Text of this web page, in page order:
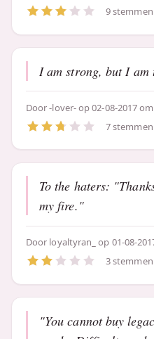
9 stemmen
I am strong, but I am
Door-lover-op 02-08-2017
7 stemmen
To the haters:
my fire."
Door loyaltyran_ op 01-08-
3 stemmen
"You cannot buy